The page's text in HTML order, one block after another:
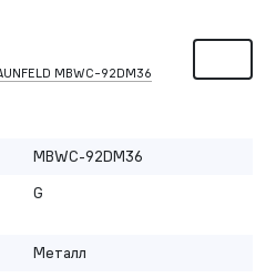
MBWC-92DM36
MBWC-92DM36
G
Металл